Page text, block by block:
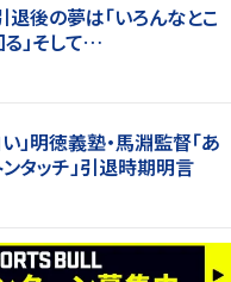
退後の夢は「いろんなとこ
」そして…
」明徳義塾・馬淵監督「あ
ンタッチ」引退時期明言